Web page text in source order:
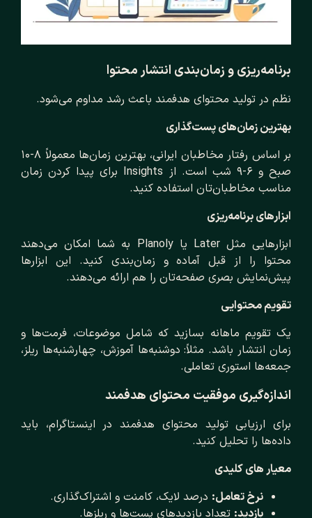
برنامه‌ریزی و زمان‌بندی انتشار محتوا
نظم در تولید محتوای هدفمند باعث رشد مداوم می‌شود.
بهترین زمان‌های پست‌گذاری
بر اساس رفتار مخاطبان ایرانی، بهترین زمان‌ها معمولاً ۸-۱۰
صبح و ۶-۹ شب است. از Insights برای پیدا کردن زمان
مناسب مخاطبان‌تان استفاده کنید.
ابزارهای برنامه‌ریزی
ابزارهایی مثل Later یا Planoly به شما امکان می‌دهند
محتوا را از قبل آماده و زمان‌بندی کنید. این ابزارها
پیش‌نمایش بصری صفحه‌تان را هم ارائه می‌دهند.
تقویم محتوایی
یک تقویم ماهانه بسازید که شامل موضوعات، فرمت‌ها و
زمان انتشار باشد. مثلاً: دوشنبه‌ها آموزش، چهارشنبه‌ها ریلز،
جمعه‌ها استوری تعاملی.
اندازه‌گیری موفقیت محتوای هدفمند
برای ارزیابی تولید محتوای هدفمند در اینستاگرام، باید
داده‌ها را تحلیل کنید.
معیار های کلیدی
نرخ تعامل: درصد لایک، کامنت و اشتراک‌گذاری.
بازدید: تعداد بازدیدهای پست‌ها و ریلزها.